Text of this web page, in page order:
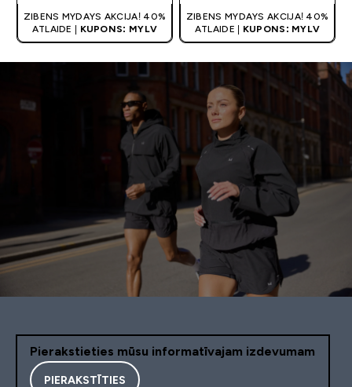
ZIBENS MYDAYS AKCIJA! 40%
ATLAIDE | KUPONS: MYLV
ZIBENS MYDAYS AKCIJA! 40%
ATLAIDE | KUPONS: MYLV
Pierakstieties mūsu informatīvajam izdevumam
PIERAKSTĪTIES